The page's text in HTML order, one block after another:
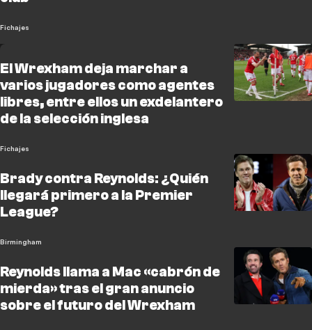
Fichajes
El Wrexham deja marchar a
varios jugadores como agentes
libres, entre ellos un exdelantero
de la selección inglesa
Fichajes
Brady contra Reynolds: ¿Quién
llegará primero a la Premier
League?
Birmingham
Reynolds llama a Mac «cabrón de
mierda» tras el gran anuncio
sobre el futuro del Wrexham